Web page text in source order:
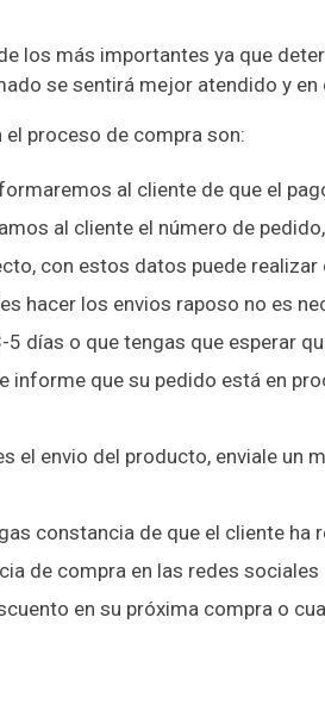
los más importantes ya que
se sentirá mejor atendido y
proceso de compra son:
al cliente de que el
al cliente el número de
con estos datos puede
hacer los envios raposo no es
días o que tengas que esperar
informe que su pedido está en
el envio del producto, enviale un
constancia de que el cliente ha
de compra en las redes
en su próxima compra o